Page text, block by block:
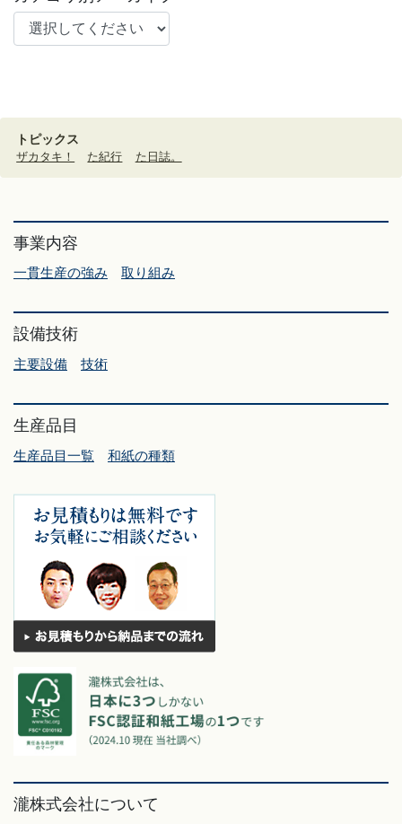
トピックス
ザカタキ！ た紀行 た日誌。
事業内容
一貫生産の強み 取り組み
設備技術
主要設備 技術
生産品目
生産品目一覧 和紙の種類
瀧株式会社について